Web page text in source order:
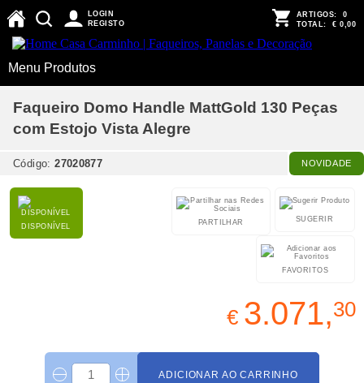
LOGIN
REGISTO
ARTIGOS: 0
TOTAL: € 0,00
Menu Produtos
Faqueiro Domo Handle MattGold 130 Peças
com Estojo Vista Alegre
Código:27020877 NOVIDADE
DISPONÍVEL
SUGERIR
PARTILHAR
FAVORITOS
€ 3.071,30
ADICIONAR AO CARRINHO